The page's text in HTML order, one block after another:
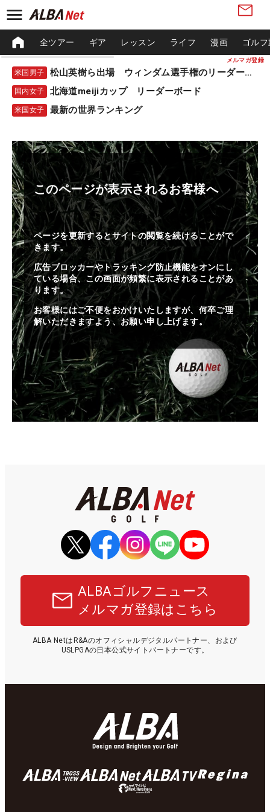
メルマガ登録
全ツアー ギア レッスン ライフ 漫画 ゴル
米国男子 松山英樹ら出場 ウィンダム選手権のリーダーボード
国内女子 北海道meijiカップ リーダーボード
米国女子 最新の世界ランキング
このページが表示されるお客様へ
ページを更新するとサイトの閲覧を続けることがで
きます。
広告ブロッカーやトラッキング防止機能をオンにし
ている場合、この画面が頻繁に表示されることがあ
ります。
お客様にはご不便をおかけいたしますが、何卒ご理
解いただきますよう、お願い申し上げます。
ALBAゴルフニュース
メルマガ登録はこちら
ALBA NetはR&Aのオフィシャルデジタルパートナー、および
USLPGAの日本公式サイトパートナーです。